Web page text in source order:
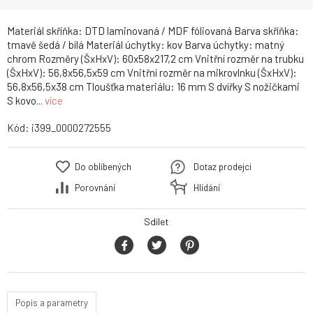
Materiál skříňka: DTD laminovaná / MDF fóliovaná Barva skříňka:
tmavě šedá / bílá Materiál úchytky: kov Barva úchytky: matný
chrom Rozměry (ŠxHxV): 60x58x217,2 cm Vnitřní rozměr na trubku
(ŠxHxV): 56,8x56,5x59 cm Vnitřní rozměr na mikrovlnku (ŠxHxV):
56,8x56,5x38 cm Tloušťka materiálu: 16 mm S dvířky S nožičkami
S kovo... více
Kód: i399_0000272555
Do oblíbených
Porovnání
Dotaz prodejci
Hlídání
Sdílet
Popis a parametry